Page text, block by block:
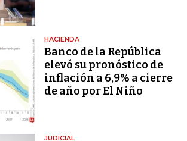
HACIENDA
Banco de la República
elevó su pronóstico de
inflación a 6,9% a cierre
de año por El Niño
JUDICIAL